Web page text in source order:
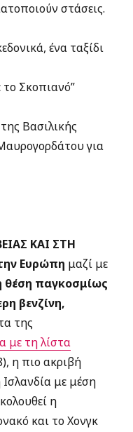
στάσεις.
ένα ταξίδι
Σκοπιανό”
Βασιλικής
για
ΚΑΙ ΣΤΗ
Ευρώπη μαζί με
θέση παγκοσμίως
βενζίνη,
της
με τη λίστα
η πιο ακριβή
με μέση
η
και το Χονγκ